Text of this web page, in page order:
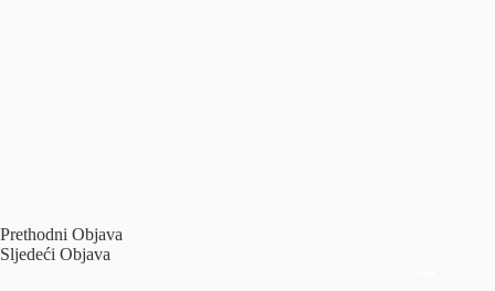
Prethodni Objava
Sljedeći Objava